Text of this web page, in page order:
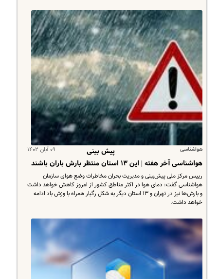
هواشناسی ۰۹ آبان ۱۴۰۲
پیش بینی
هواشناسی آخر هفته | این ۱۳ استان منتظر بارش باران باشند
رییس مرکز ملی پیش‌بینی و مدیریت بحران مخاطرات وضع هوای سازمان
هواشناسی گفت: دمای هوا در اکثر مناطق کشور از امروز کاهش خواهد داشت
و بارش‌ها نیز در تهران و ۱۳ استان دیگر به شکل رگبار همراه با وزش باد ادامه
خواهد داشت.